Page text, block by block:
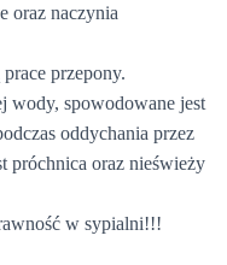
oraz naczynia
przepony.
wody, spowodowane jest
oddychania przez
próchnica oraz nieświeży
w sypialni!!!